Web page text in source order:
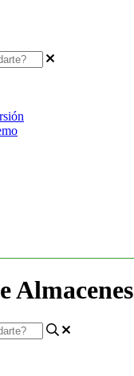
Almacenes